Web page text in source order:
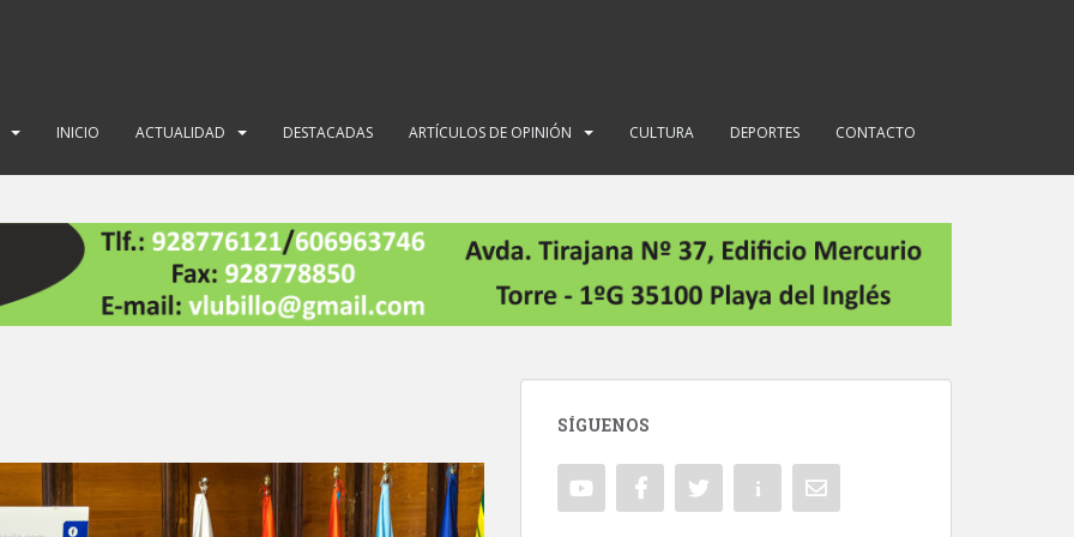
INICIO ACTUALIDAD DESTACADAS ARTÍCULOS DE OPINIÓN CULTURA DEPORTES CONTACTO
SÍGUENOS